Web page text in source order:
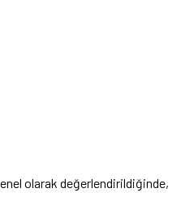
olarak değerlendirildiğinde,